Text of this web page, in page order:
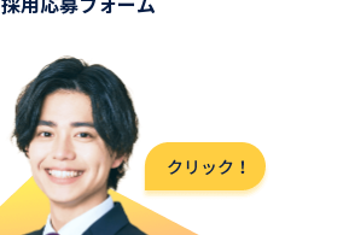
採用応募フォーム